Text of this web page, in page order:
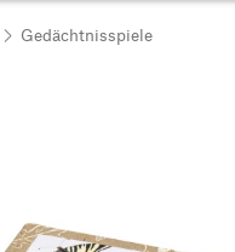
Gedächtnisspiele